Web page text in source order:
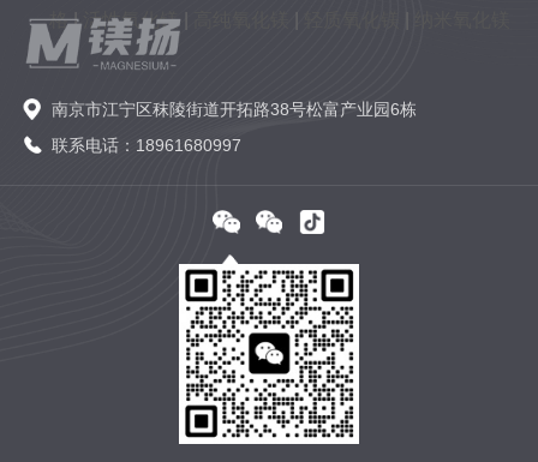
格| 活性氧化镁|
南京市江宁区秣陵街道开拓路38号松富产业园6栋
联系电话：18961680997